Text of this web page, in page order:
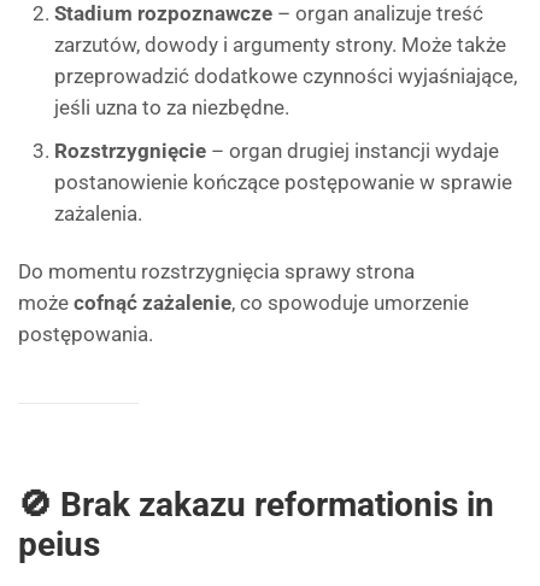
Stadium rozpoznawcze – organ analizuje treść
zarzutów, dowody i argumenty strony. Może także
przeprowadzić dodatkowe czynności wyjaśniające,
jeśli uzna to za niezbędne.
Rozstrzygnięcie – organ drugiej instancji wydaje
postanowienie kończące postępowanie w sprawie
zażalenia.
Do momentu rozstrzygnięcia sprawy strona
może cofnąć zażalenie, co spowoduje umorzenie
postępowania.
🚫 Brak zakazu reformationis in
peius